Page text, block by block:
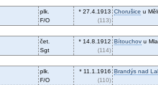
plk.
F/O
* 27.4.1913
(113)
Chorušice u
čet.
Sgt
* 14.8.1912
(114)
Bítouchov u
plk.
F/O
* 11.1.1916
(110)
Brandýs nad